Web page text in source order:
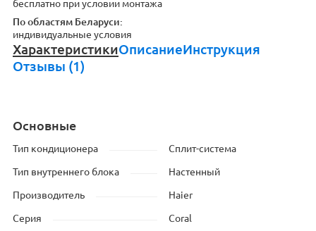
бесплатно при условии монтажа
По областям Беларуси:
индивидуальные условия
ХарактеристикиОписаниеИнструкция
Отзывы (1)
Основные
Тип кондиционера Сплит-система
Тип внутреннего блока Настенный
Производитель Haier
Серия Coral